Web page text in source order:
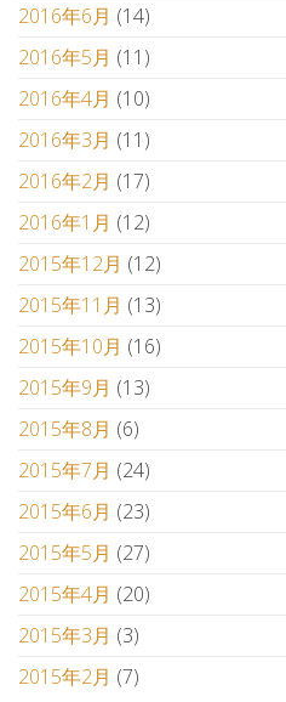
2016年6月 (14)
2016年5月 (11)
2016年4月 (10)
2016年3月 (11)
2016年2月 (17)
2016年1月 (12)
2015年12月 (12)
2015年11月 (13)
2015年10月 (16)
2015年9月 (13)
2015年8月 (6)
2015年7月 (24)
2015年6月 (23)
2015年5月 (27)
2015年4月 (20)
2015年3月 (3)
2015年2月 (7)